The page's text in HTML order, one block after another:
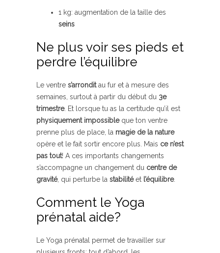
1 kg: augmentation de la taille des
seins
Ne plus voir ses pieds et
perdre l’équilibre
Le ventre s’arronditau fur et à mesure des
semaines, surtout à partir du début du 3e
trimestre. Et lorsque tu as la certitude qu’il est
physiquement impossibleque ton ventre
prenne plus de place, la magie de la nature
opère et le fait sortir encore plus. Mais ce n’est
pas tout! A ces importants changements
s’accompagne un changement du centre de
gravité, qui perturbe la stabilitéet l’équilibre.
Comment le Yoga
prénatal aide?
Le Yoga prénatal permet de travailler sur